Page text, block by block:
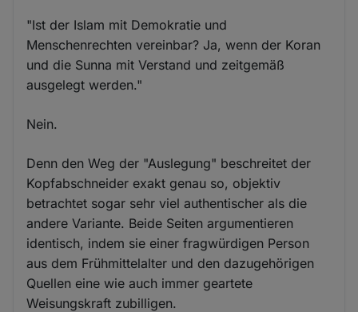
"Ist der Islam mit Demokratie und
Menschenrechten vereinbar? Ja, wenn der Koran
und die Sunna mit Verstand und zeitgemäß
ausgelegt werden."
Nein.
Denn den Weg der "Auslegung" beschreitet der
Kopfabschneider exakt genau so, objektiv
betrachtet sogar sehr viel authentischer als die
andere Variante. Beide Seiten argumentieren
identisch, indem sie einer fragwürdigen Person
aus dem Frühmittelalter und den dazugehörigen
Quellen eine wie auch immer geartete
Weisungskraft zubilligen.